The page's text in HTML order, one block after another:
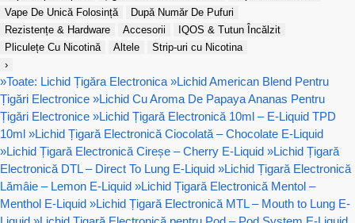
Vape De Unică Folosință
După Număr De Pufuri
Rezistențe & Hardware
Accesorii
IQOS & Tutun Încălzit
Pliculețe Cu Nicotină
Altele
Strip-uri cu Nicotina
›
»Toate: Lichid Țigăra Electronica »Lichid American Blend Pentru
Țigări Electronice »Lichid Cu Aroma De Papaya Ananas Pentru
Țigări Electronice »Lichid Țigară Electronică 10ml – E-Liquid TPD
10ml »Lichid Țigară Electronică Ciocolată – Chocolate E-Liquid
»Lichid Țigară Electronică Cireșe – Cherry E-Liquid »Lichid Țigară
Electronică DTL – Direct To Lung E-Liquid »Lichid Țigară Electronică
Lămâie – Lemon E-Liquid »Lichid Țigară Electronică Mentol –
Menthol E-Liquid »Lichid Țigară Electronică MTL – Mouth to Lung E-